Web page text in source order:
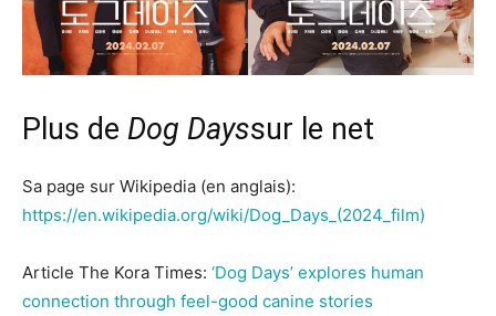
Plus de Dog Dayssur le net
Sa page sur Wikipedia (en anglais):
https://en.wikipedia.org/wiki/Dog_Days_(2024_film)
Article The Kora Times: ‘Dog Days’ explores human
connection through feel-good canine stories